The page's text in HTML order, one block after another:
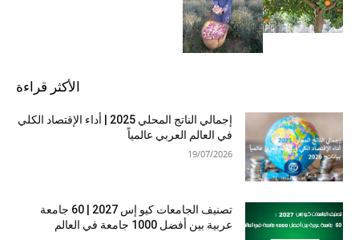
الأكثر قراءة
إجمالي الناتج المحلي 2025 | أداء الإقتصاد الكلي
في العالم العربي عالمياً
19/07/2026
تصنيف الجامعات كيو إس 2027 | 60 جامعة
عربية بين أفضل 1000 جامعة في العالم